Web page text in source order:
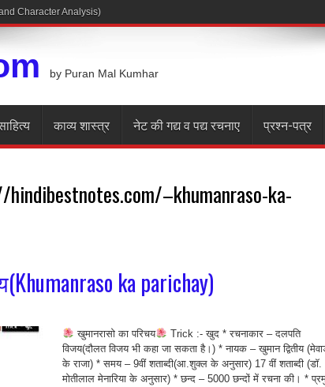
and Character Analysis)
by Puran Mal Kumhar
काव्य शास्त्र नेट की गद्य व पद्य रचनाए प्रश्न-पत्र
–khumanraso-ka-
ka parichay)
खुमानरासो का परिचय
Trick :- खुद * रचनाकार – दलपति
विजय(दौलत विजय भी कहा जा सकता है।) * नायक – खुमान द्वितीय
के राजा) * समय – 9वीं शताब्दी(आ.शुक्ल के अनुसार) 17 वीं शताब्दी (डॉ.
मोतीलाल मेनारिया के अनुसार) * छन्द – 5000 छन्दों में रचना की। *